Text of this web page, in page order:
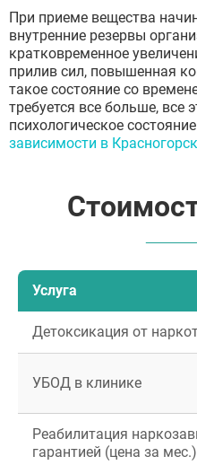
При приеме вещества
внутренние резервы
кратковременное
прилив сил, повышенная
такое состояние со
требуется все больше, все
психологическое
зависимости в
Услуга
Детоксикация от
УБОД в клинике
Реабилитация
гарантией (цена за мес.)